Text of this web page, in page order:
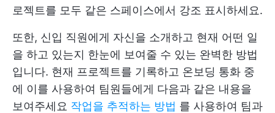
로젝트를 모두 같은 스페이스에서 강조 표시하세요.
또한, 신입 직원에게 자신을 소개하고 현재 어떤 일
을 하고 있는지 한눈에 보여줄 수 있는 완벽한 방법
입니다. 현재 프로젝트를 기록하고 온보딩 통화 중
에 이를 사용하여 팀원들에게 다음과 같은 내용을
보여주세요 작업을 추적하는 방법 를 사용하여 팀과